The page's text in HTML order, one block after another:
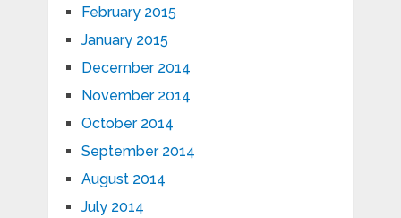
February 2015
January 2015
December 2014
November 2014
October 2014
September 2014
August 2014
July 2014